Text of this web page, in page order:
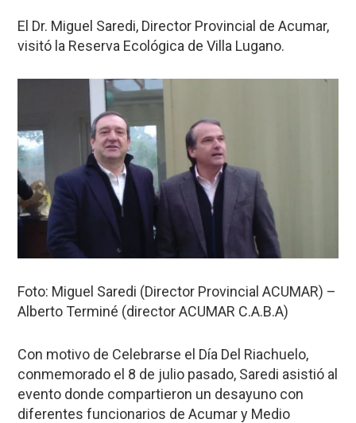
El Dr. Miguel Saredi, Director Provincial de Acumar,
visitó la Reserva Ecológica de Villa Lugano.
Foto: Miguel Saredi (Director Provincial ACUMAR) –
Alberto Terminé (director ACUMAR C.A.B.A)
Con motivo de Celebrarse el Día Del Riachuelo,
conmemorado el 8 de julio pasado, Saredi asistió al
evento donde compartieron un desayuno con
diferentes funcionarios de Acumar y Medio